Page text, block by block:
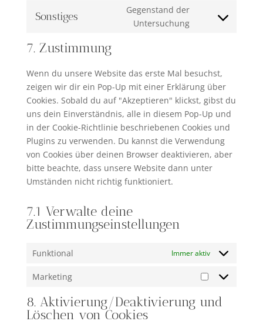
service
Sonstiges
Gegenstand der
Untersuchung
Consent
7. Zustimmung
Wenn du unsere Website das erste Mal besuchst,
zeigen wir dir ein Pop-Up mit einer Erklärung über
Cookies. Sobald du auf "Akzeptieren" klickst, gibst du
uns dein Einverständnis, alle in diesem Pop-Up und
in der Cookie-Richtlinie beschriebenen Cookies und
Plugins zu verwenden. Du kannst die Verwendung
von Cookies über deinen Browser deaktivieren, aber
bitte beachte, dass unsere Website dann unter
Umständen nicht richtig funktioniert.
7.1 Verwalte deine
Zustimmungseinstellungen
Funktional Immer aktiv
Marketing
Marketing
8. Aktivierung/Deaktivierung und
Löschen von Cookies